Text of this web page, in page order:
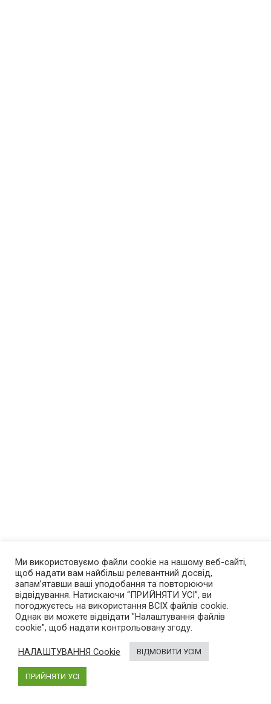
– блог про високі технології в автомобілях.
Був створений у 2013 році. Новини про електромобілі,
гібриди і пристрої, що спрощують життя автомобіліста.
Ми використовуємо файли cookie на нашому веб-сайті,
щоб надати вам найбільш релевантний досвід,
запам’ятавши ваші уподобання та повторюючи
відвідування. Натискаючи “ПРИЙНЯТИ УСІ”, ви
погоджуєтесь на використання ВСІХ файлів cookie.
Однак ви можете відвідати "Налаштування файлів
cookie", щоб надати контрольовану згоду.
НАЛАШТУВАННЯ Cookie ВІДМОВИТИ УСІМ
ПРИЙНЯТИ УСІ